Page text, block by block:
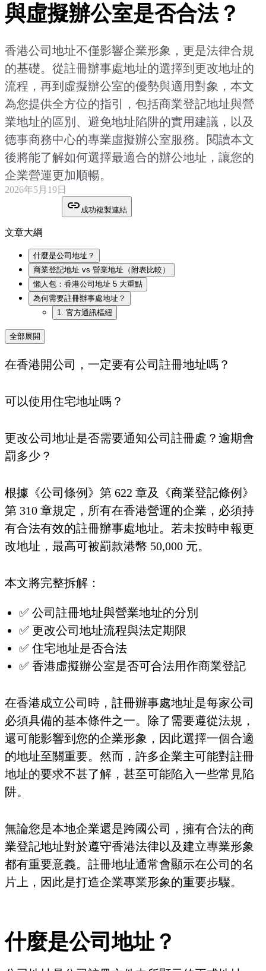
與虛擬辦公室是否合法？
香港公司地址不僅影響企業形象，更是法律合規
的基礎。從註冊辦事處地址的選擇到更改地址的
流程，再到虛擬辦公室的優勢與適用對象，本文
為您提供全方位的指引，包括商業登記地址與營
業地址的區別、避免地址陷阱的實用建議，以及
德事商務中心的專業虛擬辦公室服務。閱讀本文
後將能了解如何選擇最適合的辦公地址，讓您的
企業營運更加順暢。
2026年5月19日
成功複製連結
文章大綱
什麼是公司地址？
商業登記地址 vs 營業地址（附表比較）
懶人包：香港公司地址 5 大重點
為何需要註冊辦事處地址？
1. 官方通訊樞紐
全部展開
在香港開公司，一定要有公司註冊地址嗎？
可以使用住宅地址嗎？
更改公司地址是否需要通知公司註冊處？逾期會
罰多少？
根據《公司條例》第 622 章及《商業登記條例》
第 310 章規定，所有在香港營運的企業，必須持
有合法有效的註冊辦事處地址。若未按時申報更
改地址，最高可被罰款港幣 50,000 元。
本文將完整拆解：
✅ 公司註冊地址與營業地址的分別
✅ 更改公司地址流程與法定期限
✅ 住宅地址是否合法
✅ 香港虛擬辦公室是否可合法用作商業登記
在香港成立公司時，註冊辦事處地址是每家公司
必須具備的基本條件之一。除了需要遵從法規，
還可能影響到您的企業形象，因此選擇一個合適
的地址至關重要。然而，許多企業主可能對註冊
地址的要求不甚了解，甚至可能陷入一些常見陷
阱。
無論您是本地企業還是跨國公司，擁有合法的商
業登記地址對於遵守香港法律以及建立專業形象
都有重要意義。註冊地址通常會顯示在公司的名
片上，因此是打造企業專業形象的重要步驟。
什麼是公司地址？